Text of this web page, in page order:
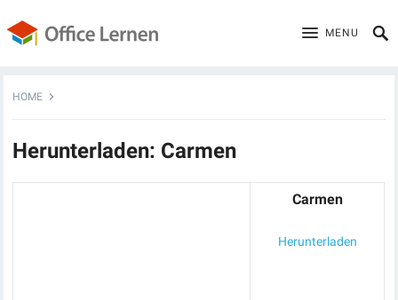
MENU
HOME
Herunterladen: Carmen
Carmen
Herunterladen